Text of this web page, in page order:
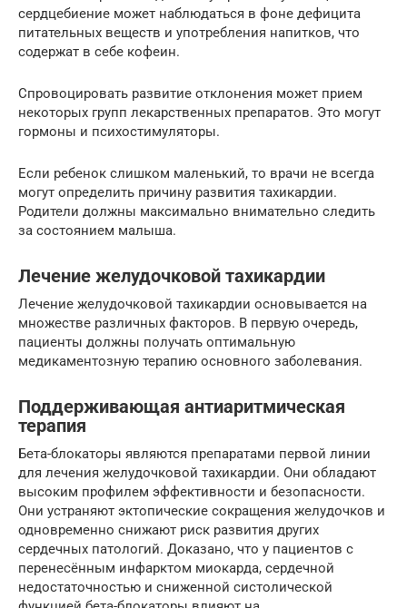
сердцебиение может наблюдаться в фоне дефицита
питательных веществ и употребления напитков, что
содержат в себе кофеин.
Спровоцировать развитие отклонения может прием
некоторых групп лекарственных препаратов. Это могут
гормоны и психостимуляторы.
Если ребенок слишком маленький, то врачи не всегда
могут определить причину развития тахикардии.
Родители должны максимально внимательно следить
за состоянием малыша.
Лечение желудочковой тахикардии
Лечение желудочковой тахикардии основывается на
множестве различных факторов. В первую очередь,
пациенты должны получать оптимальную
медикаментозную терапию основного заболевания.
Поддерживающая антиаритмическая
терапия
Бета-блокаторы являются препаратами первой линии
для лечения желудочковой тахикардии. Они обладают
высоким профилем эффективности и безопасности.
Они устраняют эктопические сокращения желудочков и
одновременно снижают риск развития других
сердечных патологий. Доказано, что у пациентов с
перенесённым инфарктом миокарда, сердечной
недостаточностью и сниженной систолической